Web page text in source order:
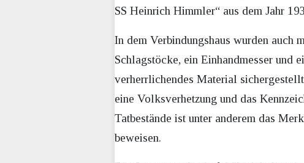
SS Heinrich Himmler“ aus dem Jahr
In dem Verbindungshaus wurden auch
Schlagstöcke, ein Einhandmesser und
verherrlichendes Material
eine Volksverhetzung und das
Tatbestände ist unter anderem das
beweisen.